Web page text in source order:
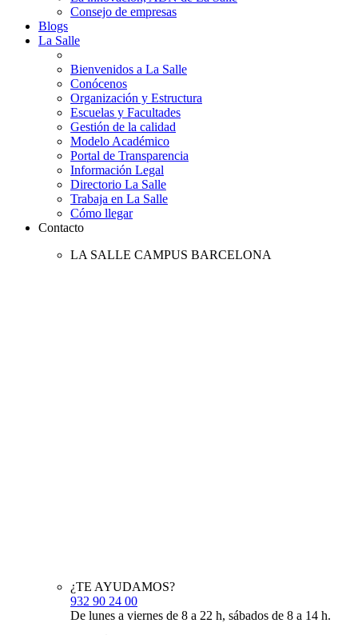
Consejo de empresas
Blogs
La Salle
Bienvenidos a La Salle
Conócenos
Organización y Estructura
Escuelas y Facultades
Gestión de la calidad
Modelo Académico
Portal de Transparencia
Información Legal
Directorio La Salle
Trabaja en La Salle
Cómo llegar
Contacto
LA SALLE CAMPUS BARCELONA
¿TE AYUDAMOS?
932 90 24 00
De lunes a viernes de 8 a 22 h, sábados de 8 a 14 h.